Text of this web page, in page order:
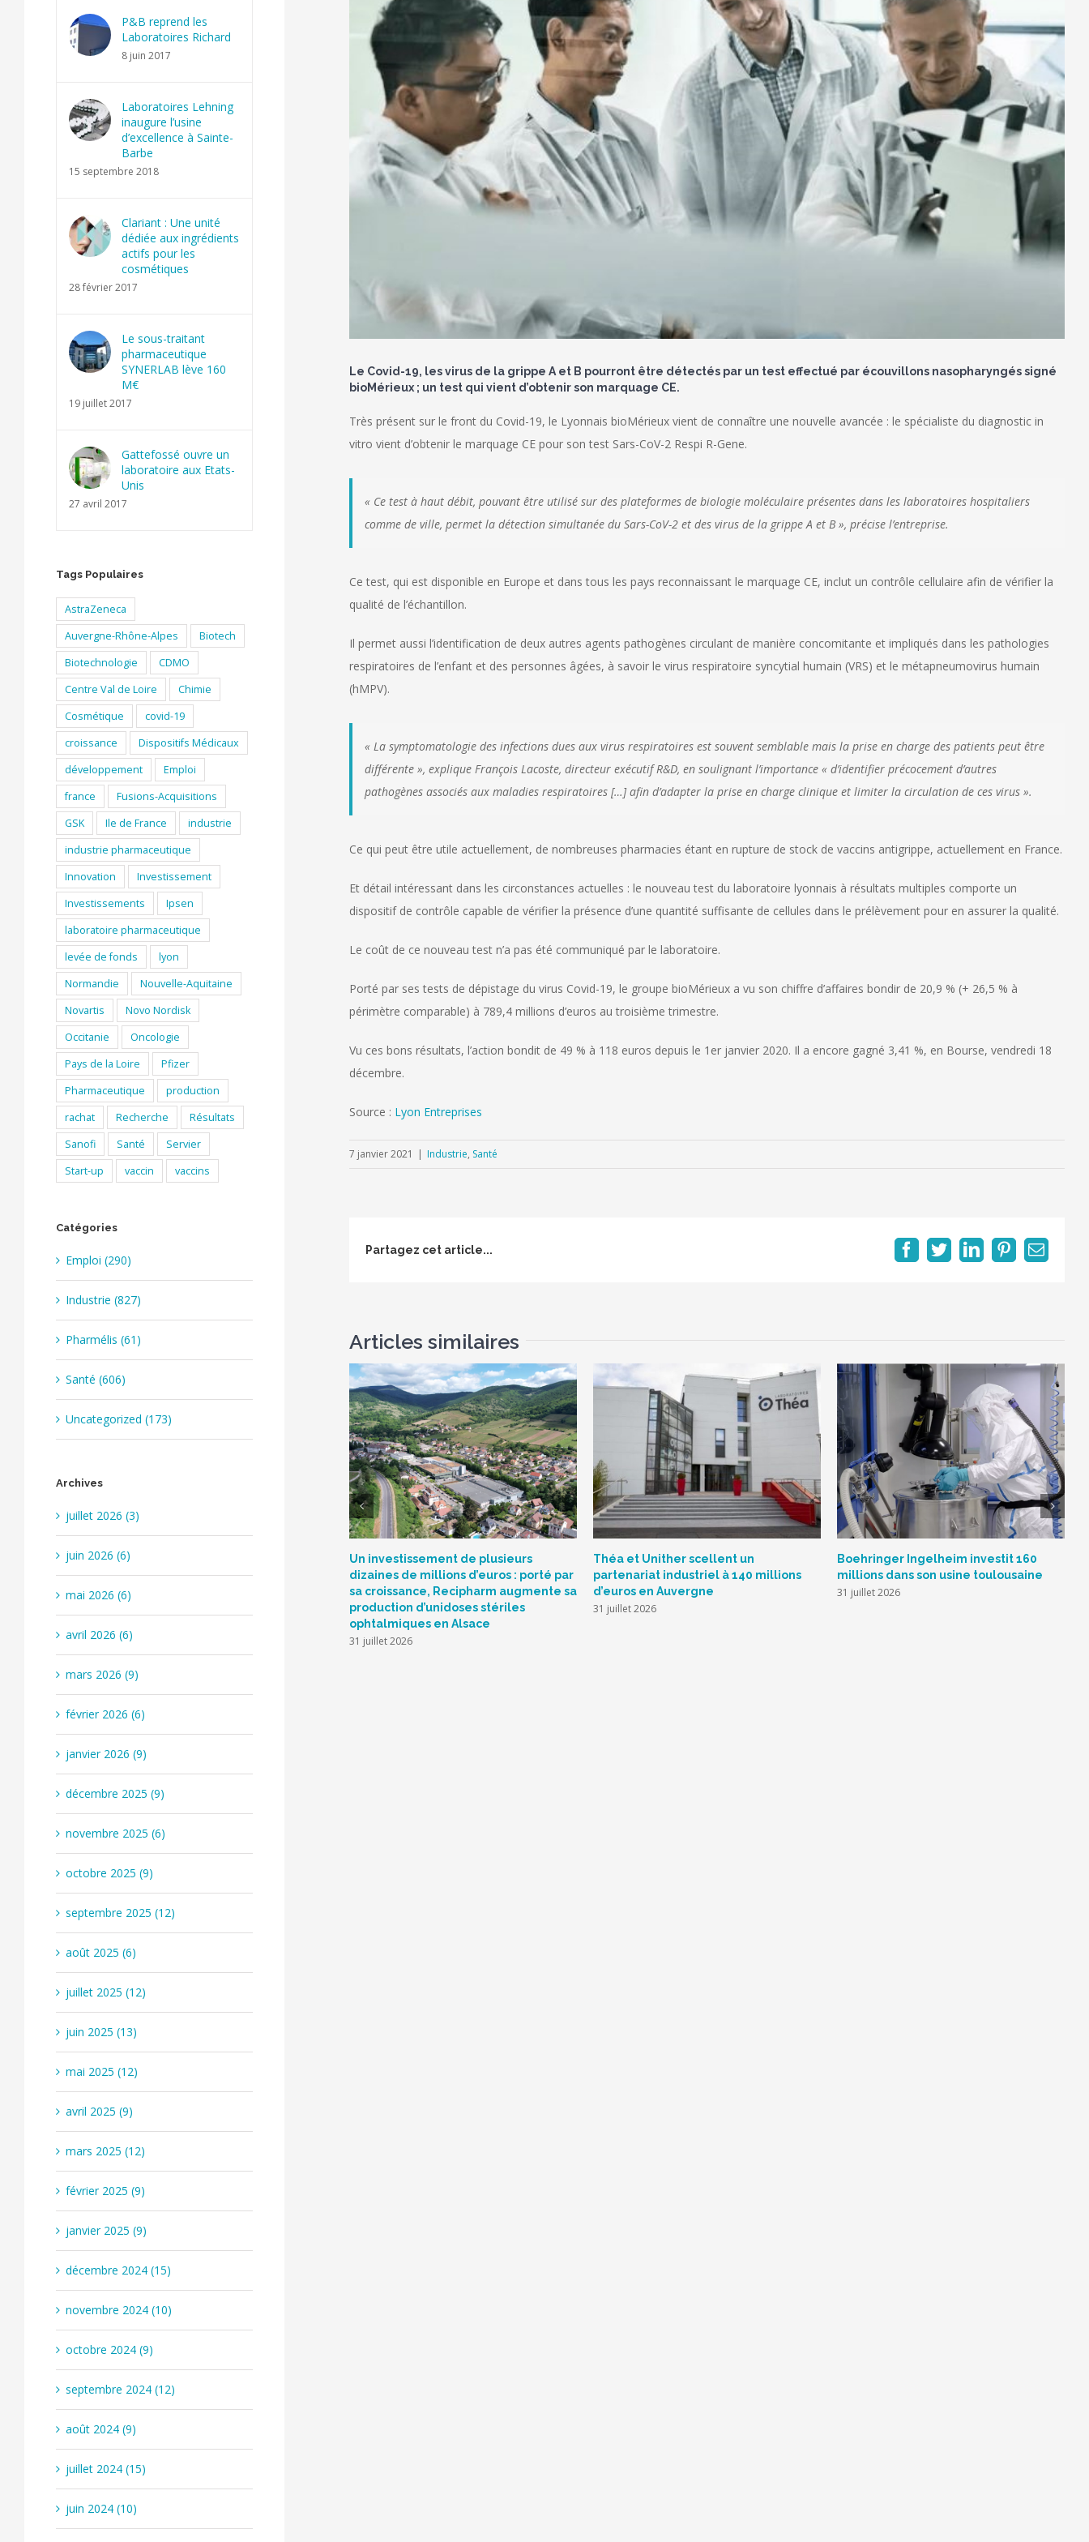
Le Covid-19, les virus de la grippe A et B pourront être détectés par un test effectué par écouvillons nasopharyngés signé
bioMérieux ; un test qui vient d’obtenir son marquage CE.
Très présent sur le front du Covid-19, le Lyonnais bioMérieux vient de connaître une nouvelle avancée : le spécialiste du diagnostic in
vitro vient d’obtenir le marquage CE pour son test Sars-CoV-2 Respi R-Gene.
« Ce test à haut débit, pouvant être utilisé sur des plateformes de biologie moléculaire présentes dans les laboratoires hospitaliers
comme de ville, permet la détection simultanée du Sars-CoV-2 et des virus de la grippe A et B », précise l’entreprise.
Ce test, qui est disponible en Europe et dans tous les pays reconnaissant le marquage CE, inclut un contrôle cellulaire afin de vérifier la
qualité de l’échantillon.
Il permet aussi l’identification de deux autres agents pathogènes circulant de manière concomitante et impliqués dans les pathologies
respiratoires de l’enfant et des personnes âgées, à savoir le virus respiratoire syncytial humain (VRS) et le métapneumovirus humain
(hMPV).
« La symptomatologie des infections dues aux virus respiratoires est souvent semblable mais la prise en charge des patients peut être
différente », explique François Lacoste, directeur exécutif R&D, en soulignant l’importance « d’identifier précocement d’autres
pathogènes associés aux maladies respiratoires […] afin d’adapter la prise en charge clinique et limiter la circulation de ces virus ».
Ce qui peut être utile actuellement, de nombreuses pharmacies étant en rupture de stock de vaccins antigrippe, actuellement en France.
Et détail intéressant dans les circonstances actuelles : le nouveau test du laboratoire lyonnais à résultats multiples comporte un
dispositif de contrôle capable de vérifier la présence d’une quantité suffisante de cellules dans le prélèvement pour en assurer la qualité.
Le coût de ce nouveau test n’a pas été communiqué par le laboratoire.
Porté par ses tests de dépistage du virus Covid-19, le groupe bioMérieux a vu son chiffre d’affaires bondir de 20,9 % (+ 26,5 % à
périmètre comparable) à 789,4 millions d’euros au troisième trimestre.
Vu ces bons résultats, l’action bondit de 49 % à 118 euros depuis le 1er janvier 2020. Il a encore gagné 3,41 %, en Bourse, vendredi 18
décembre.
Source : Lyon Entreprises
7 janvier 2021 | Industrie, Santé
Partagez cet article... Facebook
TwitterLinkedInPinterest
Email
Articles similaires
Un investissement de plusieurs
dizaines de millions d’euros : porté par
sa croissance, Recipharm augmente sa
production d’unidoses stériles
ophtalmiques en Alsace
31 juillet 2026
Théa et Unither scellent un
partenariat industriel à 140 millions
d’euros en Auvergne
31 juillet 2026
Boehringer Ingelheim investit 160
millions dans son usine toulousaine
31 juillet 2026
P&B reprend les
Laboratoires Richard
8 juin 2017
Laboratoires Lehning
inaugure l’usine
d’excellence à Sainte-
Barbe
15 septembre 2018
Clariant : Une unité
dédiée aux ingrédients
actifs pour les
cosmétiques
28 février 2017
Le sous-traitant
pharmaceutique
SYNERLAB lève 160
M€
19 juillet 2017
Gattefossé ouvre un
laboratoire aux Etats-
Unis
27 avril 2017
Tags Populaires
AstraZeneca
Auvergne-Rhône-Alpes
Biotech
Biotechnologie
CDMO
Centre Val de Loire
Chimie
Cosmétique
covid-19
croissance
Dispositifs Médicaux
développement
Emploi
france
Fusions-Acquisitions
GSK
Ile de France
industrie
industrie pharmaceutique
Innovation
Investissement
Investissements
Ipsen
laboratoire pharmaceutique
levée de fonds
lyon
Normandie
Nouvelle-Aquitaine
Novartis
Novo Nordisk
Occitanie
Oncologie
Pays de la Loire
Pfizer
Pharmaceutique
production
rachat
Recherche
Résultats
Sanofi
Santé
Servier
Start-up
vaccin vaccins
Catégories
Emploi (290)
Industrie (827)
Pharmélis (61)
Santé (606)
Uncategorized (173)
Archives
juillet 2026 (3)
juin 2026 (6)
mai 2026 (6)
avril 2026 (6)
mars 2026 (9)
février 2026 (6)
janvier 2026 (9)
décembre 2025 (9)
novembre 2025 (6)
octobre 2025 (9)
septembre 2025 (12)
août 2025 (6)
juillet 2025 (12)
juin 2025 (13)
mai 2025 (12)
avril 2025 (9)
mars 2025 (12)
février 2025 (9)
janvier 2025 (9)
décembre 2024 (15)
novembre 2024 (10)
octobre 2024 (9)
septembre 2024 (12)
août 2024 (9)
juillet 2024 (15)
juin 2024 (10)